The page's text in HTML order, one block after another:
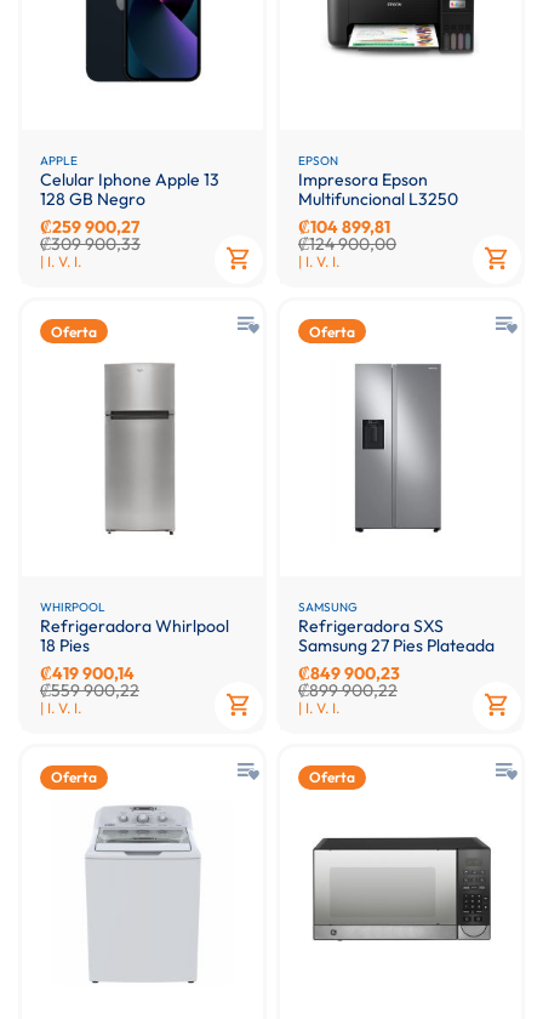
APPLE
Celular Iphone Apple 13
128 GB Negro
₡259 900,27
₡309 900,33
| I. V. I.
EPSON
Impresora Epson
Multifuncional L3250
₡104 899,81
₡124 900,00
| I. V. I.
Oferta
WHIRPOOL
Refrigeradora Whirlpool
18 Pies
₡419 900,14
₡559 900,22
| I. V. I.
Oferta
SAMSUNG
Refrigeradora SXS
Samsung 27 Pies Plateada
₡849 900,23
₡899 900,22
| I. V. I.
Oferta Oferta